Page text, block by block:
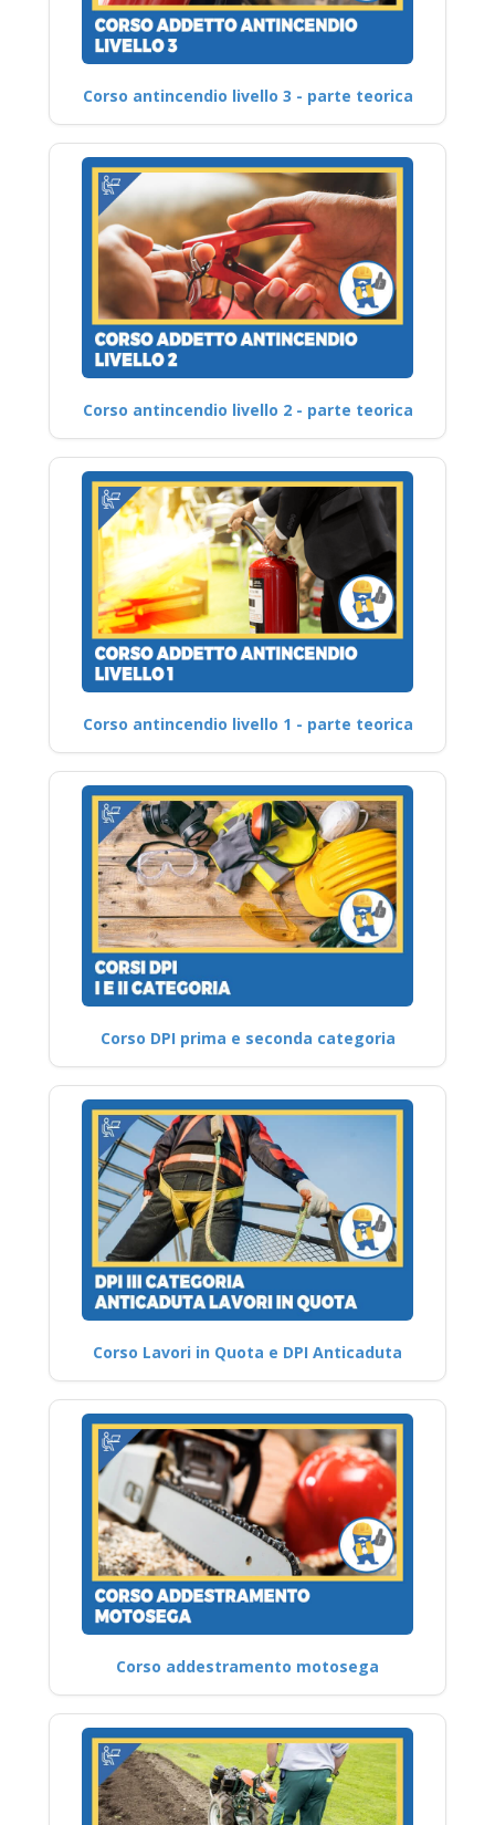
Corso antincendio livello 3 - parte teorica
Corso antincendio livello 2 - parte teorica
Corso antincendio livello 1 - parte teorica
Corso DPI prima e seconda categoria
Corso Lavori in Quota e DPI Anticaduta
Corso addestramento motosega